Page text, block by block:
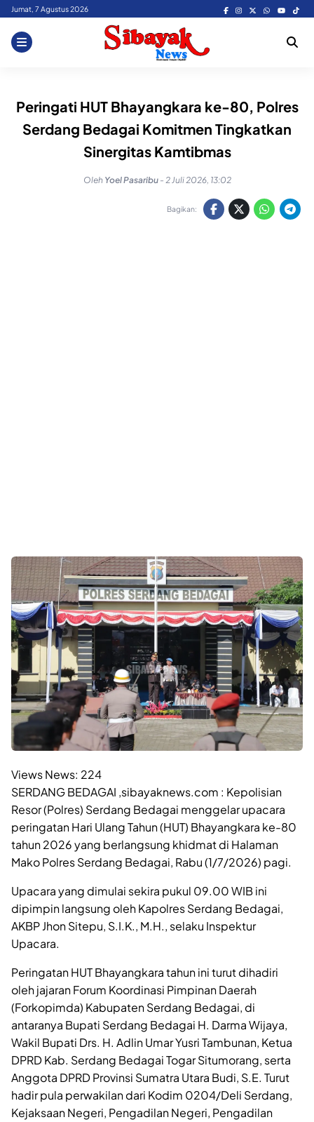
Skip
content
Jumat, 7 Agustus 2026
Peringati HUT Bhayangkara ke-80, Polres
Serdang Bedagai Komitmen Tingkatkan
Sinergitas Kamtibmas
Oleh Yoel Pasaribu - 2 Juli 2026, 13:02
Bagikan:
Views News: 224
SERDANG BEDAGAI ,sibayaknews.com : Kepolisian
Resor (Polres) Serdang Bedagai menggelar upacara
peringatan Hari Ulang Tahun (HUT) Bhayangkara ke-80
tahun 2026 yang berlangsung khidmat di Halaman
Mako Polres Serdang Bedagai, Rabu (1/7/2026) pagi.
Upacara yang dimulai sekira pukul 09.00 WIB ini
dipimpin langsung oleh Kapolres Serdang Bedagai,
AKBP Jhon Sitepu, S.I.K., M.H., selaku Inspektur
Upacara.
Peringatan HUT Bhayangkara tahun ini turut dihadiri
oleh jajaran Forum Koordinasi Pimpinan Daerah
(Forkopimda) Kabupaten Serdang Bedagai, di
antaranya Bupati Serdang Bedagai H. Darma Wijaya,
Wakil Bupati Drs. H. Adlin Umar Yusri Tambunan, Ketua
DPRD Kab. Serdang Bedagai Togar Situmorang, serta
Anggota DPRD Provinsi Sumatra Utara Budi, S.E. Turut
hadir pula perwakilan dari Kodim 0204/Deli Serdang,
Kejaksaan Negeri, Pengadilan Negeri, Pengadilan